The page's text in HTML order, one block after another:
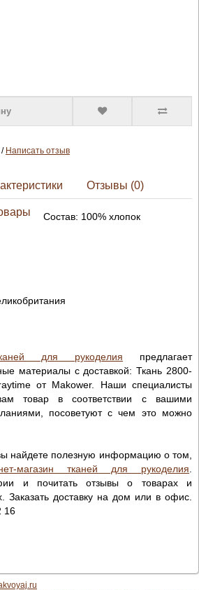
Написать отзыв
Отзывы (0)
Состав: 100% хлопок
для рукоделия предлагает
материалы с доставкой: Ткань 2800-
от Makower. Наши специалисты
товар в соответствии с вашими
посоветуют с чем это можно
найдете полезную информацию о том,
магазин тканей для рукоделия
и почитать отзывы о товарах и
Заказать доставку на дом или в офис.
16